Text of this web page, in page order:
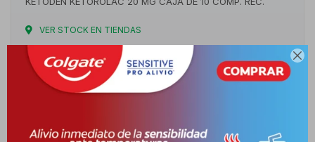

VER STOCK EN TIENDAS
Envíos
Medios de pago